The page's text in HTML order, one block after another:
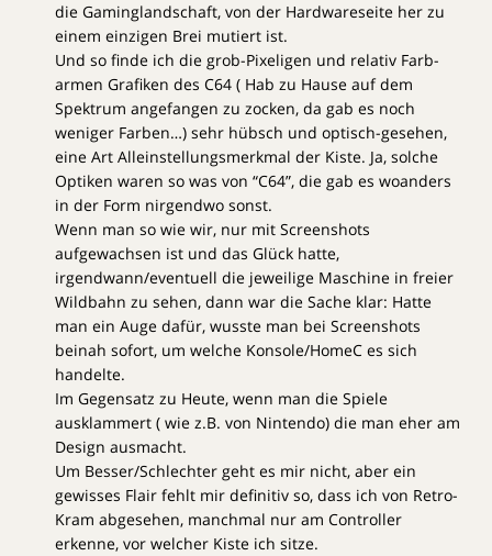
die Gaminglandschaft, von der Hardwareseite her zu
einem einzigen Brei mutiert ist.
Und so finde ich die grob-Pixeligen und relativ Farb-
armen Grafiken des C64 ( Hab zu Hause auf dem
Spektrum angefangen zu zocken, da gab es noch
weniger Farben…) sehr hübsch und optisch-gesehen,
eine Art Alleinstellungsmerkmal der Kiste. Ja, solche
Optiken waren so was von “C64”, die gab es woanders
in der Form nirgendwo sonst.
Wenn man so wie wir, nur mit Screenshots
aufgewachsen ist und das Glück hatte,
irgendwann/eventuell die jeweilige Maschine in freier
Wildbahn zu sehen, dann war die Sache klar: Hatte
man ein Auge dafür, wusste man bei Screenshots
beinah sofort, um welche Konsole/HomeC es sich
handelte.
Im Gegensatz zu Heute, wenn man die Spiele
ausklammert ( wie z.B. von Nintendo) die man eher am
Design ausmacht.
Um Besser/Schlechter geht es mir nicht, aber ein
gewisses Flair fehlt mir definitiv so, dass ich von Retro-
Kram abgesehen, manchmal nur am Controller
erkenne, vor welcher Kiste ich sitze.